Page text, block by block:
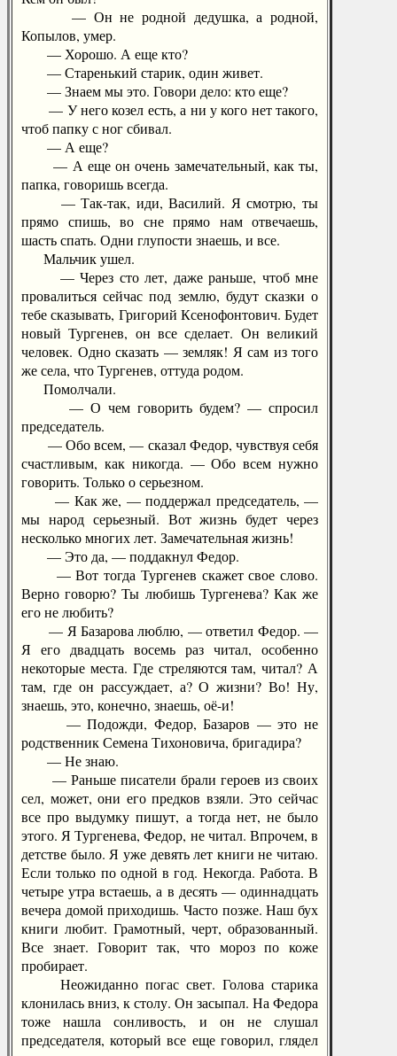
— Он не родной дедушка, а родной,
Копылов, умер.
— Хорошо. А еще кто?
— Старенький старик, один живет.
— Знаем мы это. Говори дело: кто еще?
— У него козел есть, а ни у кого нет такого,
чтоб папку с ног сбивал.
— А еще?
— А еще он очень замечательный, как ты,
папка, говоришь всегда.
— Так-так, иди, Василий. Я смотрю, ты
прямо спишь, во сне прямо нам отвечаешь,
шасть спать. Одни глупости знаешь, и все.
Мальчик ушел.
— Через сто лет, даже раньше, чтоб мне
провалиться сейчас под землю, будут сказки о
тебе сказывать, Григорий Ксенофонтович. Будет
новый Тургенев, он все сделает. Он великий
человек. Одно сказать — земляк! Я сам из того
же села, что Тургенев, оттуда родом.
Помолчали.
— О чем говорить будем? — спросил
председатель.
— Обо всем, — сказал Федор, чувствуя себя
счастливым, как никогда. — Обо всем нужно
говорить. Только о серьезном.
— Как же, — поддержал председатель, —
мы народ серьезный. Вот жизнь будет через
несколько многих лет. Замечательная жизнь!
— Это да, — поддакнул Федор.
— Вот тогда Тургенев скажет свое слово.
Верно говорю? Ты любишь Тургенева? Как же
его не любить?
— Я Базарова люблю, — ответил Федор. —
Я его двадцать восемь раз читал, особенно
некоторые места. Где стреляются там, читал? А
там, где он рассуждает, а? О жизни? Во! Ну,
знаешь, это, конечно, знаешь, оё-и!
— Подожди, Федор, Базаров — это не
родственник Семена Тихоновича, бригадира?
— Не знаю.
— Раньше писатели брали героев из своих
сел, может, они его предков взяли. Это сейчас
все про выдумку пишут, а тогда нет, не было
этого. Я Тургенева, Федор, не читал. Впрочем, в
детстве было. Я уже девять лет книги не читаю.
Если только по одной в год. Некогда. Работа. В
четыре утра встаешь, а в десять — одиннадцать
вечера домой приходишь. Часто позже. Наш бух
книги любит. Грамотный, черт, образованный.
Все знает. Говорит так, что мороз по коже
пробирает.
Неожиданно погас свет. Голова старика
клонилась вниз, к столу. Он засыпал. На Федора
тоже нашла сонливость, и он не слушал
председателя, который все еще говорил, глядел